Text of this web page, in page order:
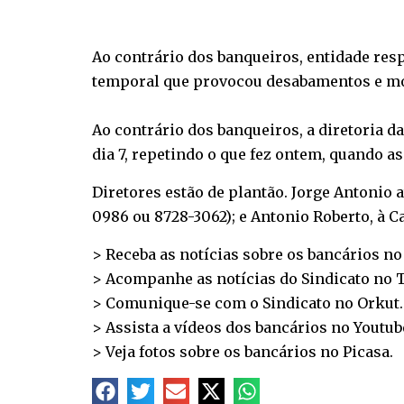
Ao contrário dos banqueiros, entidade
temporal que provocou desabamentos e
Ao contrário dos banqueiros, a diretoria
dia 7, repetindo o que fez ontem, quando
Diretores estão de plantão. Jorge Antonio
0986 ou 8728-3062); e Antonio Roberto, à
> Receba as notícias sobre os bancários no
> Acompanhe as notícias do Sindicato no
> Comunique-se com o Sindicato no Orkut.
> Assista a vídeos dos bancários no
> Veja fotos sobre os bancários no Picasa.